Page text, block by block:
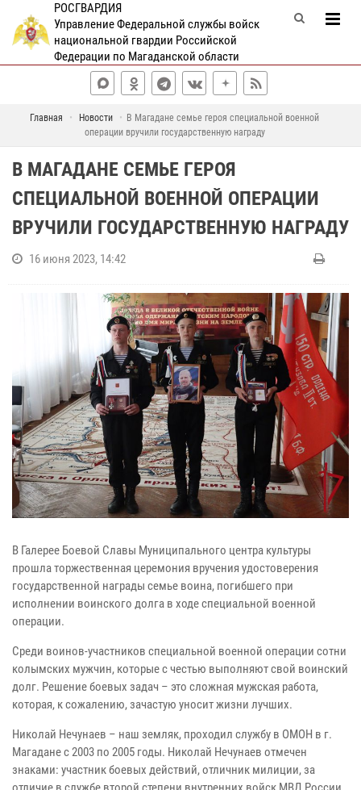
РОСГВАРДИЯ
Управление Федеральной службы войск
национальной гвардии Российской
Федерации по Магаданской области
Главная Новости
В Магадане семье героя специальной военной
операции вручили государственную награду
В МАГАДАНЕ СЕМЬЕ ГЕРОЯ
СПЕЦИАЛЬНОЙ ВОЕННОЙ ОПЕРАЦИИ
ВРУЧИЛИ ГОСУДАРСТВЕННУЮ НАГРАДУ
16 июня 2023, 14:42
В Галерее Боевой Славы Муниципального центра культуры
прошла торжественная церемония вручения удостоверения
государственной награды семье воина, погибшего при
исполнении воинского долга в ходе специальной военной
операции.
Среди воинов-участников специальной военной операции сотни
колымских мужчин, которые с честью выполняют свой воинский
долг. Решение боевых задач – это сложная мужская работа,
которая, к сожалению, зачастую уносит жизни лучших.
Николай Нечунаев – наш земляк, проходил службу в ОМОН в г.
Магадане с 2003 по 2005 годы. Николай Нечунаев отмечен
знаками: участник боевых действий, отличник милиции, за